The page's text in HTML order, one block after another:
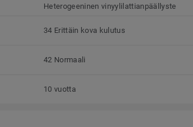
Heterogeeninen vinyylilattianpäällyste
34 Erittäin kova kulutus
42 Normaali
10 vuotta